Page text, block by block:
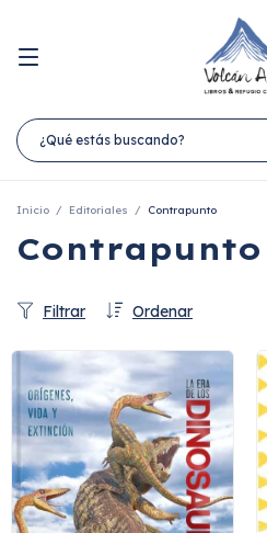
Inicio / Editoriales / Contrapunto
Contrapunto
Ordenar
Filtrar